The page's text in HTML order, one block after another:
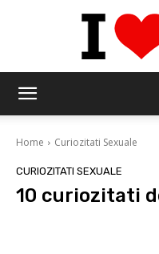
Home Curiozitati Sexuale
CURIOZITATI SEXUALE
10 curiozitati